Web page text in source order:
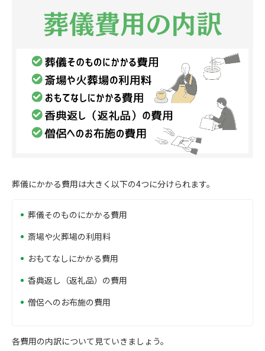
葬儀にかかる費用は大きく以下の4つに分けられます。
葬儀そのものにかかる費用
斎場や火葬場の利用料
おもてなしにかかる費用
香典返し（返礼品）の費用
僧侶へのお布施の費用
各費用の内訳について見ていきましょう。